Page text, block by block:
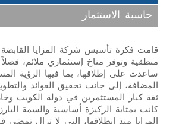
حاسبة الاستثمار
قامت فكرة تأسيس شركة المزايا القابضة
منطقية وتوفر مناخ إستثماري ملائم،
ساعدت على إطلاقها، بما فيها الرؤية
المضافة، إلى جانب تحقيق العوائد
ثقة كبار المستثمرين في دولة الكويت
كانت بمثابة الركيزة أساسية والسمة
المزايا منذ إنطلاقها، التي لا تزال تمضي